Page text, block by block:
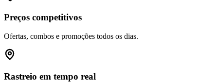
Preços competitivos
Ofertas, combos e promoções todos os dias.
Rastreio em tempo real